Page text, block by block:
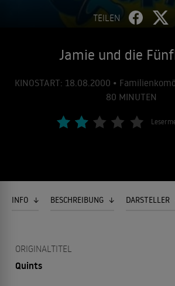
TEILEN
Jamie und die
KINOSTART: 18.08.2000 •
80 MINUTEN
INFO BESCHREIBUNG DARSTELLER
ORIGINALTITEL
Quints